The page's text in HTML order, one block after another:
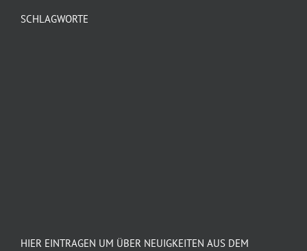
SCHLAGWORTE
HIER EINTRAGEN UM ÜBER NEUIGKEITEN AUS DEM